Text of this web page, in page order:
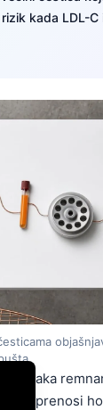
kada LDL-C
svaka
prenosi